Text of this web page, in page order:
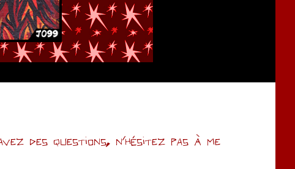
des questions, n’hésitez pas à me